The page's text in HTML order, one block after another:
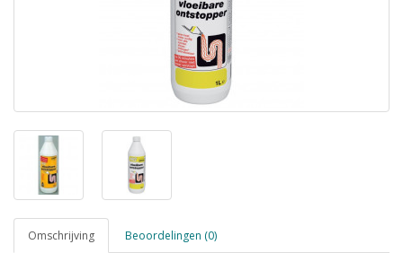
Omschrijving Beoordelingen (0)